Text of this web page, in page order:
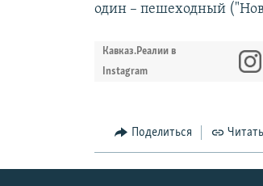
один – пешеходный
Кавказ.Реалии в
Instagram
Поделиться